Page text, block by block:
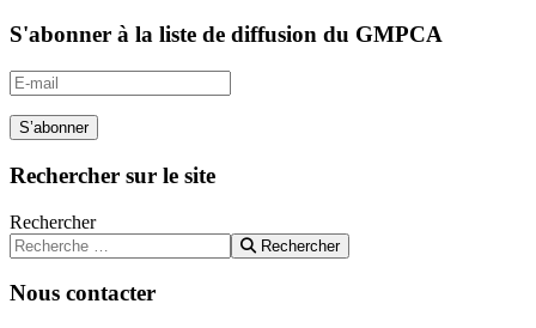
S'abonner à la liste de diffusion du GMPCA
S’abonner
Rechercher sur le site
Rechercher
Rechercher
Nous contacter